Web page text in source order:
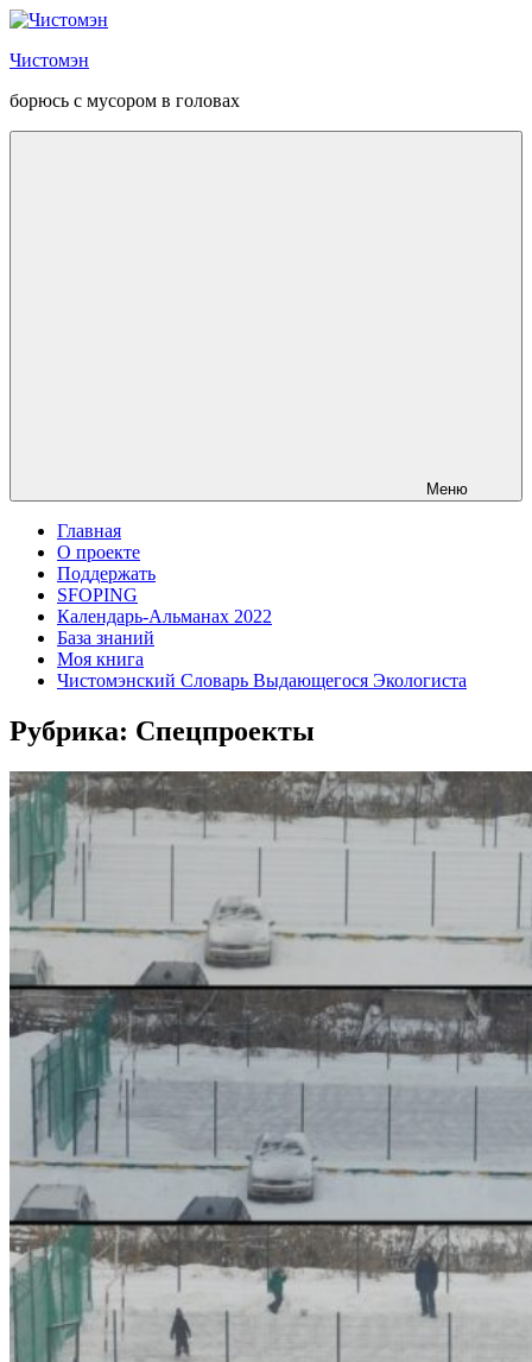
Перейти
содержанию
Чистомэн
борюсь с мусором в головах
Меню
Главная
О проекте
Поддержать
SFOPING
Календарь-Альманах 2022
База знаний
Моя книга
Чистомэнский Словарь Выдающегося Экологиста
Рубрика: Спецпроекты